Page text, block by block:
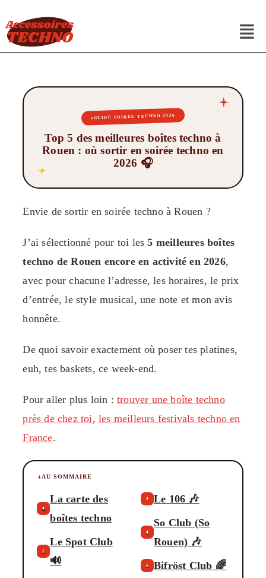
GUIDE SOIRÉE TECHNO 2026
Top 5 des meilleures boîtes techno à
Rouen : où sortir en soirée techno en
2026 🎧
Envie de sortir en soirée techno à Rouen ?
J’ai sélectionné pour toi les5 meilleures boîtes
techno de Rouen encore en activité en 2026,
avec pour chacune l’adresse, les horaires, le prix
d’entrée, le style musical, une note et mon avis
honnête.
De quoi savoir exactement où poser tes platines,
euh, tes baskets, ce week-end.
Pour aller plus loin :trouver une boîte techno
près de chez toi,les meilleurs festivals techno en
France.
AU SOMMAIRE
✦
La carte des
boîtes techno
1
Le Spot Club
🔊
3 Le 106 🎶
4
So Club (So
Rouen) 🎶
5 Bifröst Club 🌈